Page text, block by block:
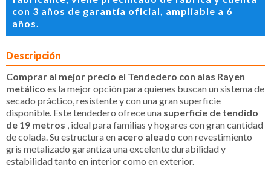
con 3 años de garantía oficial, ampliable a 6
años.
Descripción
Comprar al mejor precio el Tendedero con alas Rayen
metálico es la mejor opción para quienes buscan un sistema de
secado práctico, resistente y con una gran superficie
disponible. Este tendedero ofrece una superficie de tendido
de 19 metros , ideal para familias y hogares con gran cantidad
de colada. Su estructura en acero aleado con revestimiento
gris metalizado garantiza una excelente durabilidad y
estabilidad tanto en interior como en exterior.